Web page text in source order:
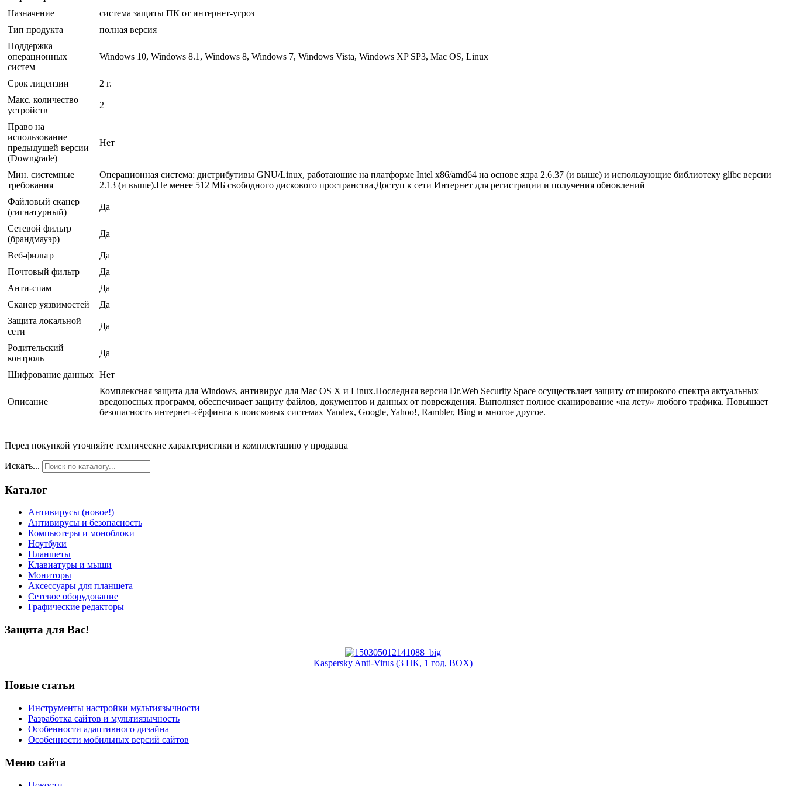
Назначение
система защиты ПК от интернет-угроз
Тип продукта
полная версия
Поддержка
операционных
систем
Windows 10, Windows 8.1, Windows 8, Windows 7, Windows Vista, Windows XP SP3, Mac OS, Linux
Срок лицензии
2 г.
Макс. количество
устройств
2
Право на
использование
предыдущей версии
(Downgrade)
Нет
Мин. системные
требования
Операционная система: дистрибутивы GNU/Linux, работающие на платформе Intel x86/amd64 на основе ядра 2.6.37 (и выше) и использующие библиотеку glibc версии
2.13 (и выше).Не менее 512 МБ свободного дискового пространства.Доступ к сети Интернет для регистрации и получения обновлений
Файловый сканер
(сигнатурный)
Да
Сетевой фильтр
(брандмауэр)
Да
Веб-фильтр
Да
Почтовый фильтр
Да
Анти-спам
Да
Сканер уязвимостей
Да
Защита локальной
сети
Да
Родительский
контроль
Да
Шифрование данных Нет
Описание
Комплексная защита для Windows, антивирус для Mac OS X и Linux.Последняя версия Dr.Web Security Space осуществляет защиту от широкого спектра актуальных
вредоносных программ, обеспечивает защиту файлов, документов и данных от повреждения. Выполняет полное сканирование «на лету» любого трафика. Повышает
безопасность интернет-сёрфинга в поисковых системах Yandex, Google, Yahoo!, Rambler, Bing и многое другое.
Перед покупкой уточняйте технические характеристики и комплектацию у продавца
Искать...
Каталог
Антивирусы (новое!)
Антивирусы и безопасность
Компьютеры и моноблоки
Ноутбуки
Планшеты
Клавиатуры и мыши
Мониторы
Аксессуары для планшета
Сетевое оборудование
Графические редакторы
Защита для Вас!
Kaspersky Anti-Virus (3 ПК, 1 год, BOX)
Новые статьи
Инструменты настройки мультиязычности
Разработка сайтов и мультиязычность
Особенности адаптивного дизайна
Особенности мобильных версий сайтов
Меню сайта